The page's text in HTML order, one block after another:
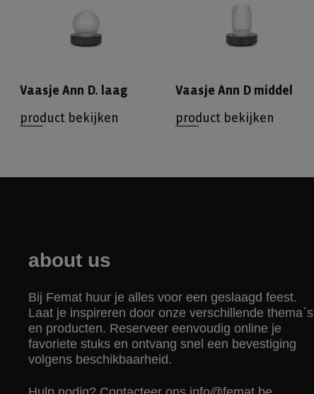
Vaasje Ann D. laag
product bekijken
Vaasje Ann D middel
product bekijken
about us
Bij Femat huur je alles voor een geslaagd feest.
Laat je inspireren door onze verschillende thema`s
en producten. Reserveer eenvoudig online je
favoriete stuks en ontvang snel een bevestiging
volgens beschikbaarheid.